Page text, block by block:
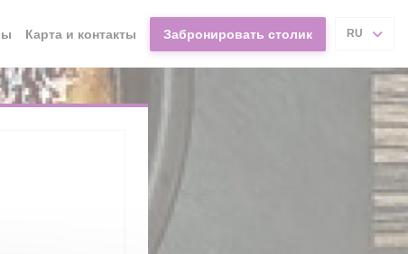
Карта и контакты Забронировать столик RU